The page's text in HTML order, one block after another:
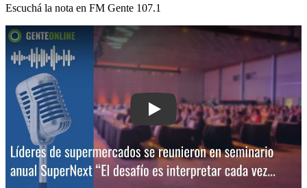
Escuchá la nota en FM Gente 107.1
Play: Líderes de supermercados se